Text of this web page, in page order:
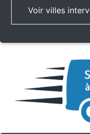
Voir villes